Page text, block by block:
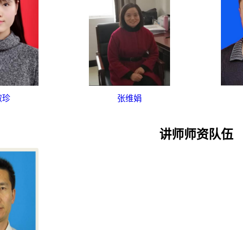
珍 张维娟
讲师师资队伍